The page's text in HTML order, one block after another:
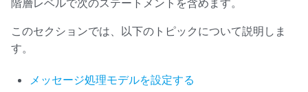
このセクションでは、以下のトピックについて説明しま
す。
メッセージ処理モデルを設定する